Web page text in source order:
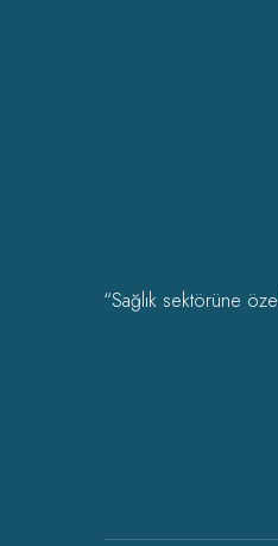
“Sağlık sektörüne